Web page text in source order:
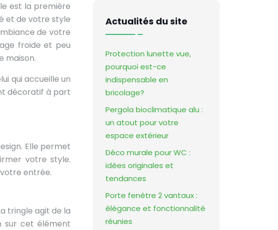
est la première
et de votre style
de votre
froide et peu
maison.
qui accueille un
décoratif à part
Elle permet
votre style.
entrée.
tringle agit de la
sur cet élément
Actualités du site
Protection lunette vue,
pourquoi est-ce
indispensable en
bricolage?
Pergola bioclimatique alu :
un atout pour votre
espace extérieur
Déco murale pour WC :
idées originales et
tendances
Porte fenêtre 2 vantaux :
élégance et fonctionnalité
réunies